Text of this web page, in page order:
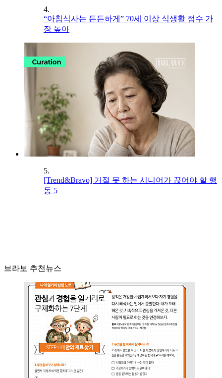
4.
“아침식사는 든든하게” 70세 이상 식생활 점수 가
장 높아
5.
[Trend&Bravo] 거절 못 하는 시니어가 끊어야 할 행
동 5
브라보 추천뉴스